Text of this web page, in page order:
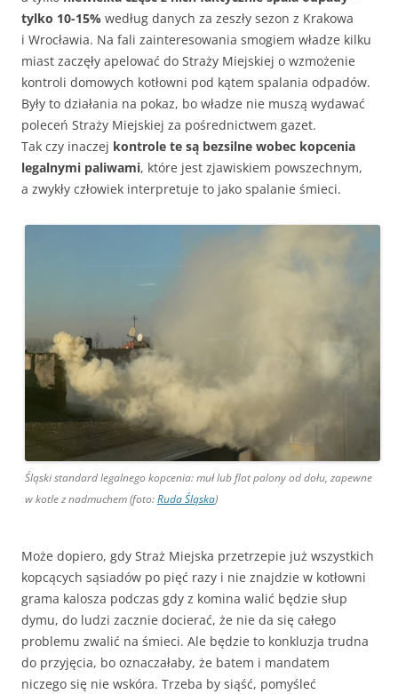
tylko 10-15% według danych za zeszły sezon z Krakowa
i Wrocławia. Na fali zainteresowania smogiem władze kilku
miast zaczęły apelować do Straży Miejskiej o wzmożenie
kontroli domowych kotłowni pod kątem spalania odpadów.
Były to działania na pokaz, bo władze nie muszą wydawać
poleceń Straży Miejskiej za pośrednictwem gazet.
Tak czy inaczej kontrole te są bezsilne wobec kopcenia
legalnymi paliwami, które jest zjawiskiem powszechnym,
a zwykły człowiek interpretuje to jako spalanie śmieci.
Śląski standard legalnego kopcenia: muł lub flot palony od dołu, zapewne
w kotle z nadmuchem (foto:Ruda Śląska)
Może dopiero, gdy Straż Miejska przetrzepie już wszystkich
kopcących sąsiadów po pięć razy i nie znajdzie w kotłowni
grama kalosza podczas gdy z komina walić będzie słup
dymu, do ludzi zacznie docierać, że nie da się całego
problemu zwalić na śmieci. Ale będzie to konkluzja trudna
do przyjęcia, bo oznaczałaby, że batem i mandatem
niczego się nie wskóra. Trzeba by siąść, pomyśleć